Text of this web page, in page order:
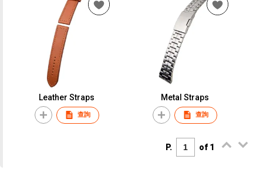
Leather Straps
查詢
Metal Straps
查詢
P. of 1